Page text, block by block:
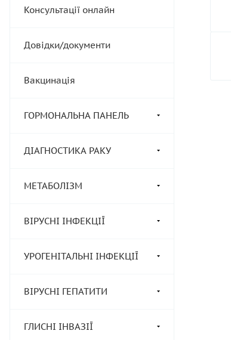
Консультації онлайн
Довідки/документи
Вакцинація
ГОРМОНАЛЬНА ПАНЕЛЬ
ДІАГНОСТИКА РАКУ
МЕТАБОЛІЗМ
ВІРУСНІ ІНФЕКЦІЇ
УРОГЕНІТАЛЬНІ ІНФЕКЦІЇ
ВІРУСНІ ГЕПАТИТИ
ГЛИСНІ ІНВАЗІЇ